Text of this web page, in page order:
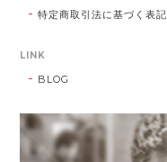
特定商取引法に基づく表記
LINK
BLOG